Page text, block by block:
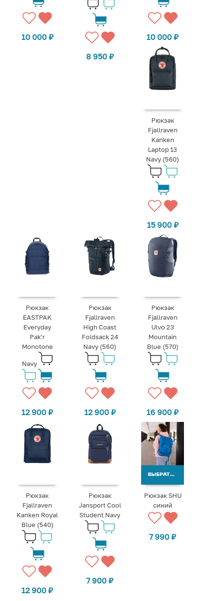
10 000 ₽
8 950 ₽
10 000₽
Рюкзак
Fjallraven
Kanken
Laptop 13
Navy (560)
15 900 ₽
Рюкзак
EASTPAK
Everyday
Pak'r
Monotone
Navy
12 900₽
Рюкзак
Fjallraven
High Coast
Foldsack 24
Navy (560)
12 900 ₽
Рюкзак
Fjallraven
Ulvo 23
Mountain
Blue (570)
16 900₽
Рюкзак
Fjallraven
Kanken Royal
Blue (540)
12 900₽
Рюкзак
Jansport Cool
Student Navy
7 900₽
ВЫБРАТЬ ВАРИАНТЫ
Рюкзак SHU
синий
7 990₽